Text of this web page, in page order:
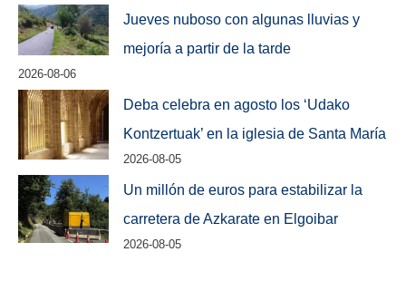
Jueves nuboso con algunas lluvias y
mejoría a partir de la tarde
2026-08-06
Deba celebra en agosto los ‘Udako
Kontzertuak’ en la iglesia de Santa María
2026-08-05
Un millón de euros para estabilizar la
carretera de Azkarate en Elgoibar
2026-08-05